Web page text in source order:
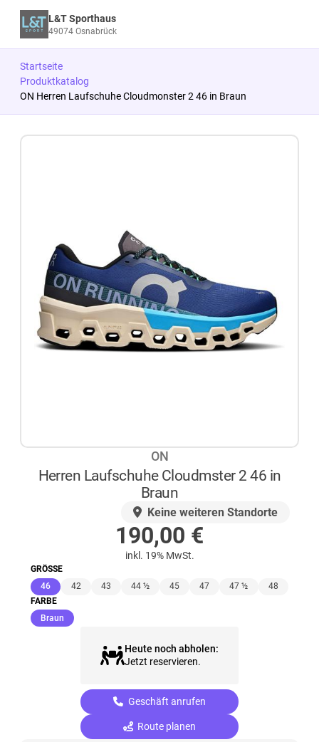
L&T Sporthaus
49074 Osnabrück
Startseite
Produktkatalog
ON Herren Laufschuhe Cloudmonster 2 46 in Braun
ON
Herren Laufschuhe Cloudmster 2 46 in
Braun
Keine weiteren Standorte
190,00 €
inkl. 19% MwSt.
GRÖSSE
46(ausgewählt)
42 43 44 ½ 45 47 47 ½
48
FARBE
Braun (ausgewählt)
Heute noch abholen:
Jetzt reservieren.
Geschäft anrufen
Route planen